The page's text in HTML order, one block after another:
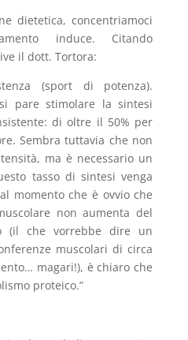
dietetica, concentriamoci
induce. Citando
il dott. Tortora:
(sport di potenza).
pare stimolare la sintesi
di oltre il 50% per
Sembra tuttavia che non
ma è necessario un
tasso di sintesi venga
momento che è ovvio che
non aumenta del
(il che vorrebbe dire un
muscolari di circa
magari!), è chiaro che
proteico.”